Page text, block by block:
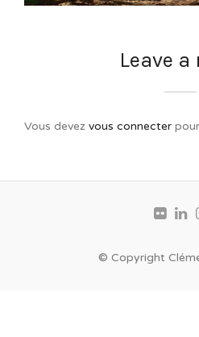
Leave a
Vous devez vous connecter
© Copyright